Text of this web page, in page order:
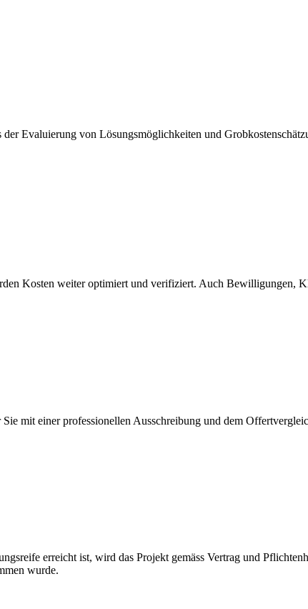
Evaluierung von Lösungsmöglichkeiten und
Kosten weiter optimiert und verifiziert. Auch Bewilligungen,
mit einer professionellen Ausschreibung und dem
erreicht ist, wird das Projekt gemäss Vertrag und
wurde.